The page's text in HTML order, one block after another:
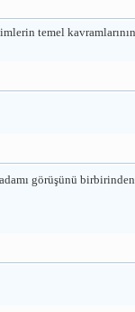
temel
görüşünü